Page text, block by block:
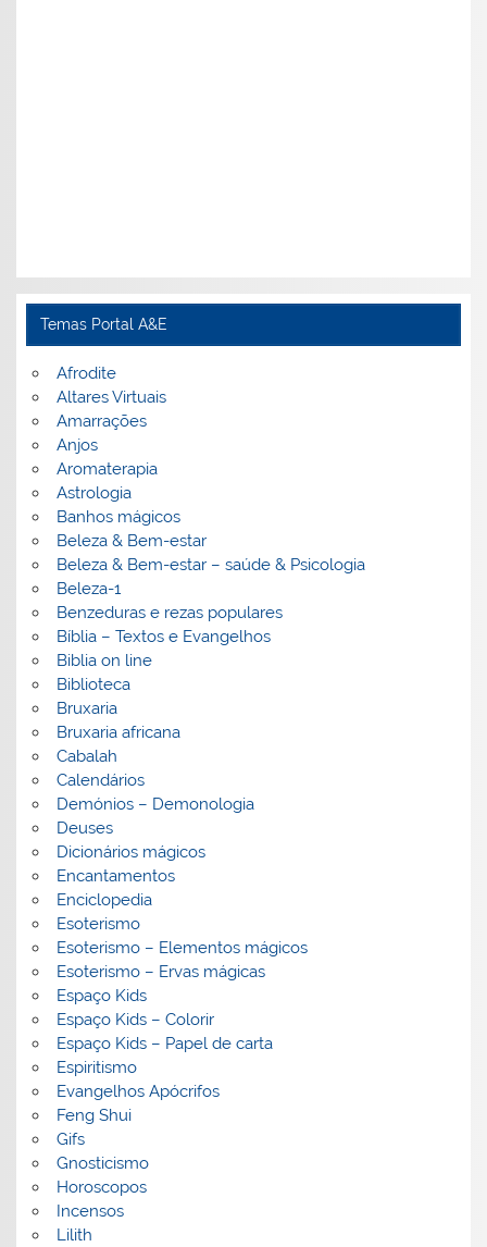
Temas Portal A&E
Afrodite
Altares Virtuais
Amarrações
Anjos
Aromaterapia
Astrologia
Banhos mágicos
Beleza & Bem-estar
Beleza & Bem-estar – saúde & Psicologia
Beleza-1
Benzeduras e rezas populares
Bíblia – Textos e Evangelhos
Biblia on line
Biblioteca
Bruxaria
Bruxaria africana
Cabalah
Calendários
Demónios – Demonologia
Deuses
Dicionários mágicos
Encantamentos
Enciclopedia
Esoterismo
Esoterismo – Elementos mágicos
Esoterismo – Ervas mágicas
Espaço Kids
Espaço Kids – Colorir
Espaço Kids – Papel de carta
Espiritismo
Evangelhos Apócrifos
Feng Shui
Gifs
Gnosticismo
Horoscopos
Incensos
Lilith